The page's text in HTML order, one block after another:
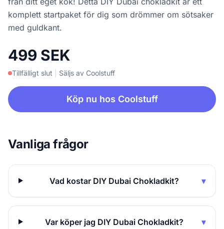
komplett startpaket för dig som drömmer om sötsaker
med guldkant.
499 SEK
Tillfälligt slut Säljs av Coolstuff
Köp nu hos Coolstuff
Vanliga frågor
Vad kostar DIY Dubai Chokladkit? ▾
Var köper jag DIY Dubai Chokladkit? ▾